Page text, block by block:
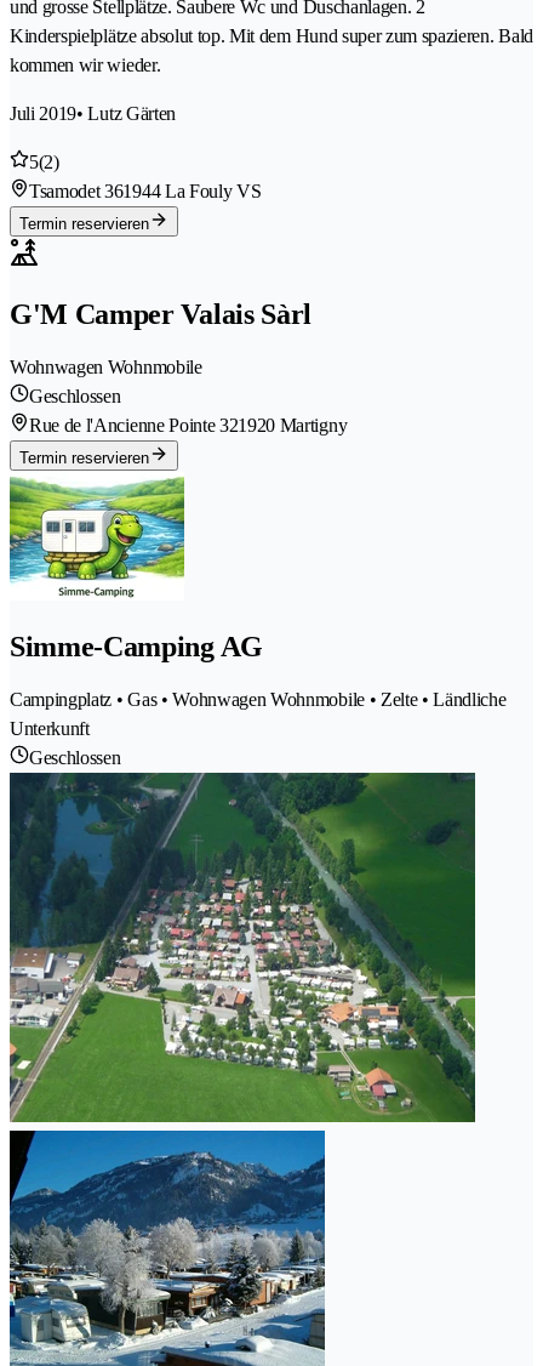
und grosse Stellplätze. Saubere Wc und Duschanlagen. 2
Kinderspielplätze absolut top. Mit dem Hund super zum spazieren. Bald
kommen wir wieder.
Juli 2019• Lutz Gärten
5(2)
Tsamodet 361944 La Fouly VS
Termin reservieren
G'M Camper Valais Sàrl
Wohnwagen Wohnmobile
Geschlossen
Rue de l'Ancienne Pointe 321920 Martigny
Termin reservieren
Simme-Camping AG
Campingplatz • Gas • Wohnwagen Wohnmobile • Zelte • Ländliche
Unterkunft
Geschlossen